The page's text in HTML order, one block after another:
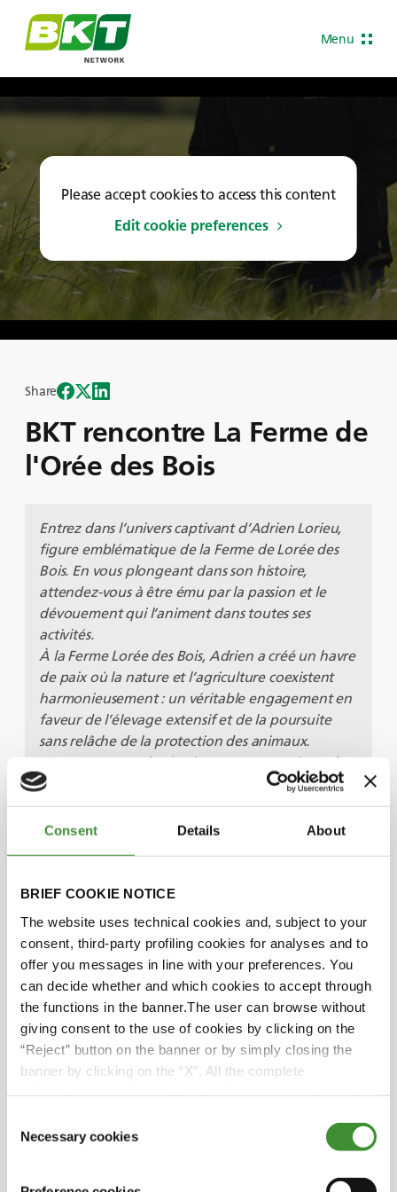
Consent Details About
BRIEF COOKIE NOTICE
The website uses technical cookies and, subject to your
consent, third-party profiling cookies for analyses and to
offer you messages in line with your preferences. You
can decide whether and which cookies to accept through
the functions in the banner.The user can browse without
giving consent to the use of cookies by clicking on the
“Reject” button on the banner or by simply closing the
banner by clicking on the “X”. All the complete
Selection
Necessary cookies
Menu
Please accept cookies to access this content
Edit cookie preferences
BKT rencontre La Ferme de
l'Orée des Bois
Share
Entrez dans l’univers captivant d’Adrien Lorieu,
figure emblématique de la Ferme de Lorée des
Bois. En vous plongeant dans son histoire,
attendez-vous à être ému par la passion et le
dévouement qui l’animent dans toutes ses
activités.
À la Ferme Lorée des Bois, Adrien a créé un havre
de paix où la nature et l’agriculture coexistent
harmonieusement : un véritable engagement en
faveur de l’élevage extensif et de la poursuite
sans relâche de la protection des animaux.
Voyez comment les équipements exceptionnels
de BKT jouent un rôle essentiel dans la réalisation
de ces rêves et permettent d’atteindre de
nouveaux sommets en matière de pratiques
mêle à la vision et aux valeurs d’Adrien Lorieu.
inébranlable en faveur de l’agriculture durable et
par son impact remarquable sur la communauté !
Les protagonistes
Adrien Lorieu